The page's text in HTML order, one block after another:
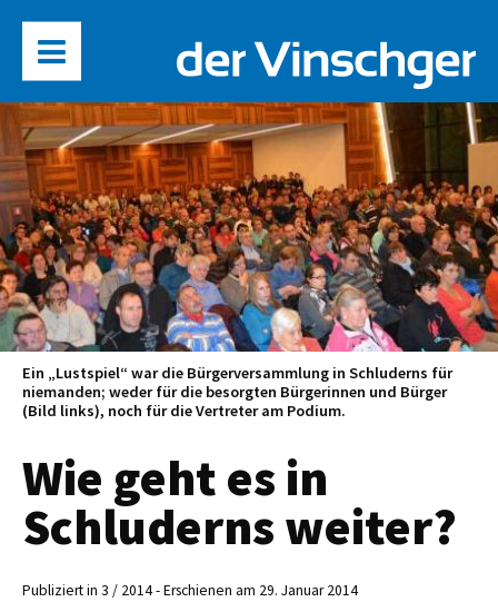
Ein „Lustspiel“ war die Bürgerversammlung in Schluderns für
niemanden; weder für die besorgten Bürgerinnen und Bürger
(Bild links), noch für die Vertreter am Podium.
Wie geht es in
Schluderns weiter?
Publiziert in 3 / 2014 - Erschienen am 29. Januar 2014